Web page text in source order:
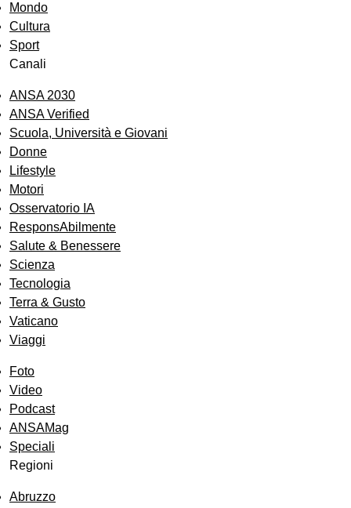
Mondo
Cultura
Sport
Canali
ANSA 2030
ANSA Verified
Scuola, Università e Giovani
Donne
Lifestyle
Motori
Osservatorio IA
ResponsAbilmente
Salute & Benessere
Scienza
Tecnologia
Terra & Gusto
Vaticano
Viaggi
Foto
Video
Podcast
ANSAMag
Speciali
Regioni
Abruzzo